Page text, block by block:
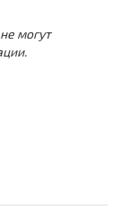
могут